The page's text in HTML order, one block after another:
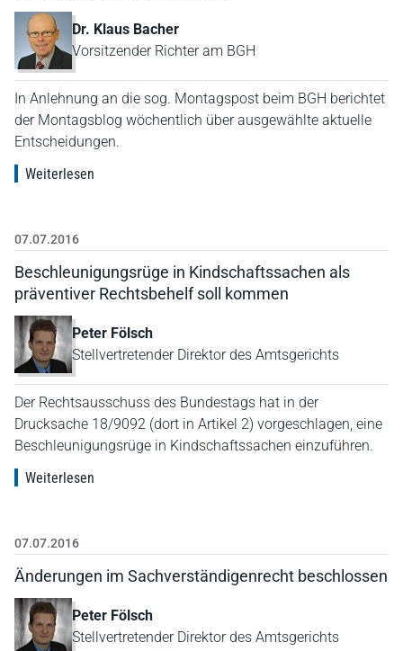
Dr. Klaus Bacher
Vorsitzender Richter am BGH
In Anlehnung an die sog. Montagspost beim BGH berichtet
der Montagsblog wöchentlich über ausgewählte aktuelle
Entscheidungen.
Weiterlesen
07.07.2016
Beschleunigungsrüge in Kindschaftssachen als
präventiver Rechtsbehelf soll kommen
Peter Fölsch
Stellvertretender Direktor des Amtsgerichts
Der Rechtsausschuss des Bundestags hat in der
Drucksache 18/9092 (dort in Artikel 2) vorgeschlagen, eine
Beschleunigungsrüge in Kindschaftssachen einzuführen.
Weiterlesen
07.07.2016
Änderungen im Sachverständigenrecht beschlossen
Peter Fölsch
Stellvertretender Direktor des Amtsgerichts